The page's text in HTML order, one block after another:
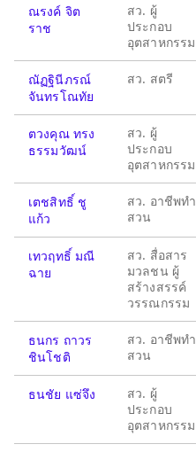
ณรงค์ จิต
ราช
สว. ผู้
ประกอบ
อุตสาหกรรม
ณัฏฐินีภรณ์
จันทรโณทัย
สว. สตรี
ตวงคุณ ทรง
ธรรมวัฒน์
สว. ผู้
ประกอบ
อุตสาหกรรม
เตชสิทธิ์ ชู
แก้ว
สว. อาชีพทำ
สวน
เทวฤทธิ์ มณี
ฉาย
สว. สื่อสาร
มวลชน ผู้
สร้างสรรค์
วรรณกรรม
ธนกร ถาวร
ชินโชติ
สว. อาชีพทำ
สวน
ธนชัย แซ่จึง
สว. ผู้
ประกอบ
อุตสาหกรรม